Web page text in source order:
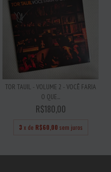
TOR TAUIL - VOLUME 2 - VOCÊ FARIA
O QUE...
R$180,00
3 x de R$60,00 sem juros